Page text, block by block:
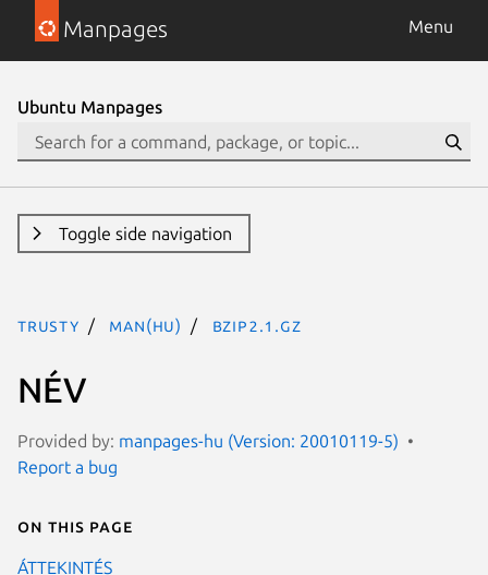
Manpages Menu
Ubuntu Manpages
Toggle side navigation
trusty man(hu) bzip2.1.gz
NÉV
Provided by: manpages-hu (Version: 20010119-5)
Report a bug
On this page
ÁTTEKINTÉS